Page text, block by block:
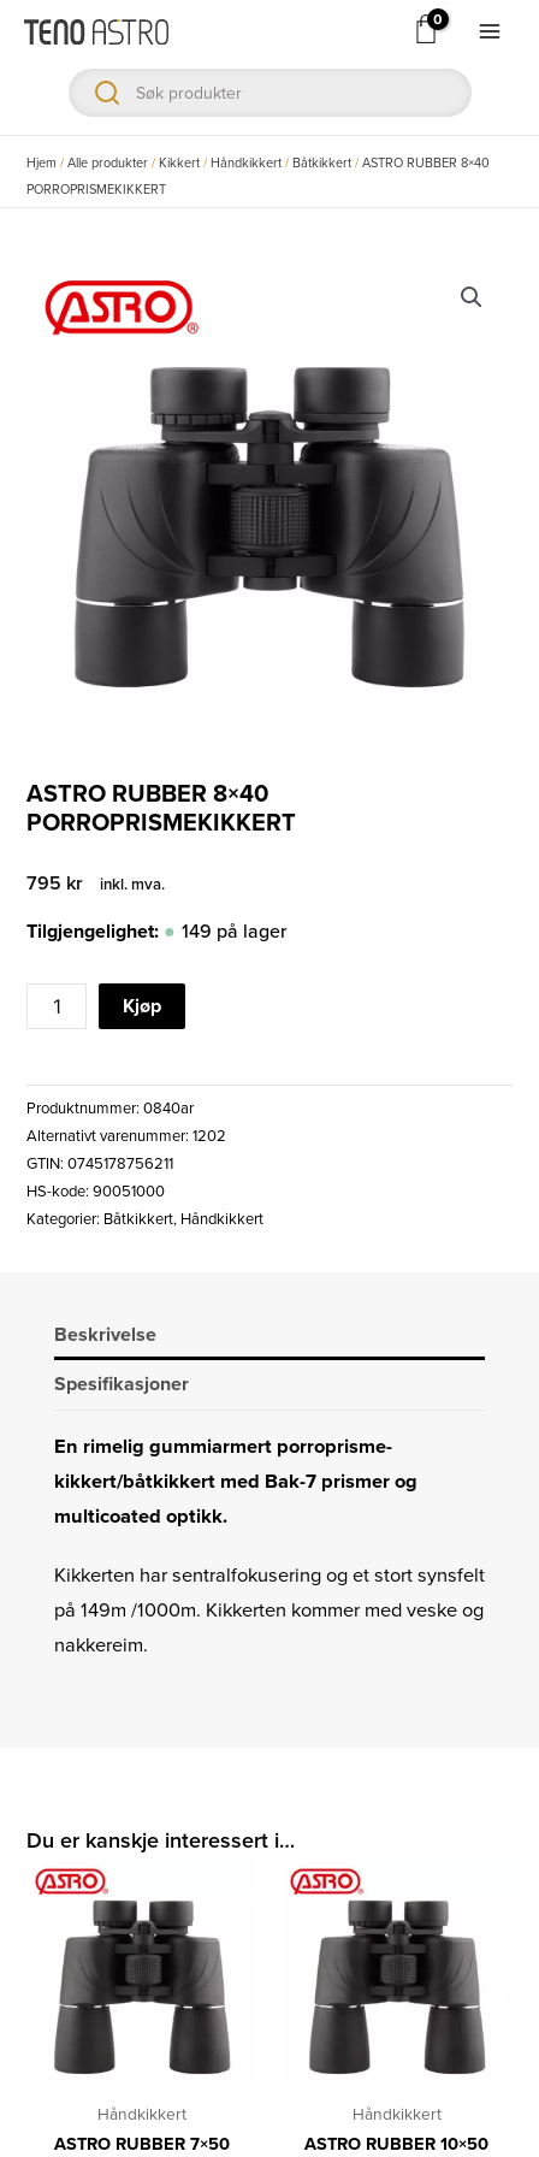
Hopp
innholdet
Hjem /Alle produkter /Kikkert /Håndkikkert /Båtkikkert /ASTRO RUBBER 8×40
PORROPRISMEKIKKERT
ASTRO RUBBER 8×40
PORROPRISMEKIKKERT
795 kr inkl. mva.
Tilgjengelighet: 149 på lager
ASTRO
RUBBER
PORROPRISMEKIKKERT
antall
Kjøp
Produktnummer:0840ar
Alternativt varenummer: 1202
GTIN: 0745178756211
HS-kode: 90051000
Kategorier: Båtkikkert, Håndkikkert
Beskrivelse
Spesifikasjoner
En rimelig gummiarmert porroprisme-
kikkert/båtkikkert med Bak-7 prismer og
multicoated optikk.
Kikkerten har sentralfokusering og et stort synsfelt
på 149m /1000m. Kikkerten kommer med veske og
nakkereim.
Du er kanskje interessert i…
Håndkikkert
ASTRO RUBBER 7×50
Håndkikkert
ASTRO RUBBER 10×50